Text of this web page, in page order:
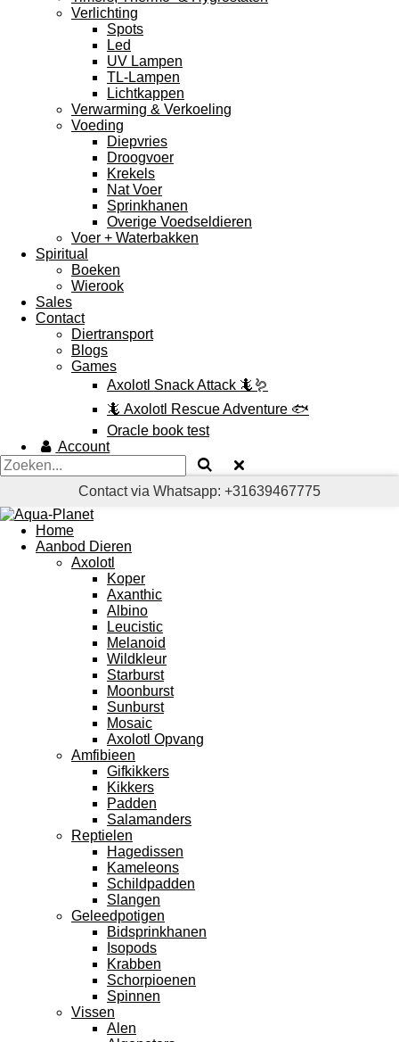
Verlichting
Spots
Led
UV Lampen
TL-Lampen
Lichtkappen
Verwarming & Verkoeling
Voeding
Diepvries
Droogvoer
Krekels
Nat Voer
Sprinkhanen
Overige Voedseldieren
Voer + Waterbakken
Spiritual
Boeken
Wierook
Sales
Contact
Diertransport
Blogs
Games
Axolotl Snack Attack 🦎🪱
🦎 Axolotl Rescue Adventure 🐟
Oracle book test
Account
Contact via Whatsapp: +31639467775
Home
Aanbod Dieren
Axolotl
Koper
Axanthic
Albino
Leucistic
Melanoid
Wildkleur
Starburst
Moonburst
Sunburst
Mosaic
Axolotl Opvang
Amfibieen
Gifkikkers
Kikkers
Padden
Salamanders
Reptielen
Hagedissen
Kameleons
Schildpadden
Slangen
Geleedpotigen
Bidsprinkhanen
Isopods
Krabben
Schorpioenen
Spinnen
Vissen
Alen